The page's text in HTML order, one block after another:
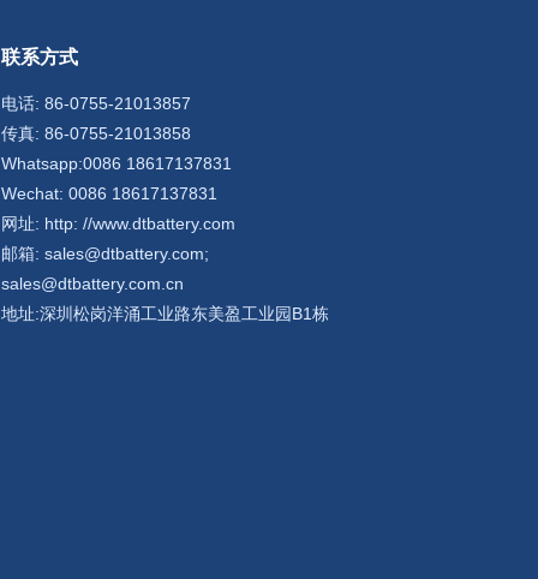
联系方式
电话: 86-0755-21013857
传真: 86-0755-21013858
Whatsapp:0086 18617137831
Wechat: 0086 18617137831
网址: http: //www.dtbattery.com
邮箱: sales@dtbattery.com;
sales@dtbattery.com.cn
地址:深圳松岗洋涌工业路东美盈工业园B1栋